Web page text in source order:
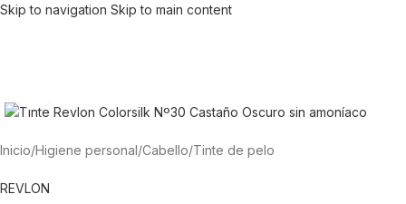
Skip to navigation Skip to main content
Inicio/Higiene personal/Cabello/Tinte de pelo
REVLON